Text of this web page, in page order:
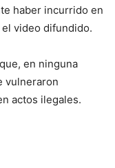
haber incurrido en
video difundido.
en ninguna
vulneraron
actos ilegales.